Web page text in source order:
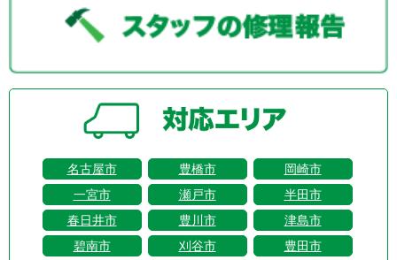
名古屋市 豊橋市
岡崎市
一宮市
瀬戸市
半田市
春日井市
豊川市
津島市
碧南市
刈谷市
豊田市